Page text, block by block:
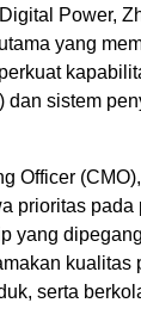
Power,
yang
dan sistem
Officer
prioritas
yang
kualitas
serta